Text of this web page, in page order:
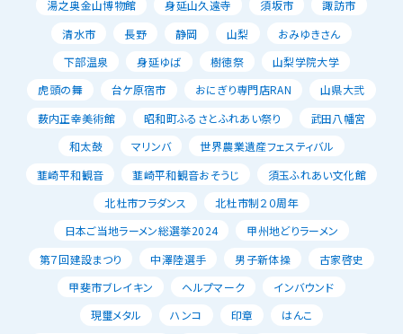
湯之奥金山博物館
身延山久遠寺 須坂市
諏訪市
清水市
長野 静岡 山梨
おみゆきさん
下部温泉
身延ゆば 樹徳祭
山梨学院大学
虎頭の舞
台ケ原宿市 おにぎり専門店RAN
山県大弐
薮内正幸美術館
昭和町ふるさとふれあい祭り
武田八幡宮
和太鼓
マリンバ
世界農業遺産フェスティバル
韮崎平和観音
韮崎平和観音おそうじ
須玉ふれあい文化館
北杜市フラダンス
北杜市制２０周年
日本ご当地ラーメン総選挙2024
甲州地どりラーメン
第７回建設まつり
中澤陸選手 男子新体操
古家啓史
甲斐市ブレイキン
ヘルプマーク
インバウンド
現璽メタル
ハンコ 印章
はんこ